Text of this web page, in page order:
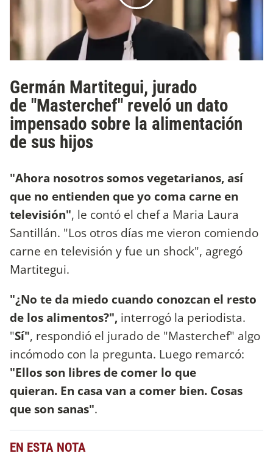
Germán Martitegui, jurado
de "Masterchef" reveló un dato
impensado sobre la alimentación
de sus hijos
"Ahora nosotros somos vegetarianos, así
que no entienden que yo coma carne en
televisión", le contó el chef a Maria Laura
Santillán. "Los otros días me vieron comiendo
carne en televisión y fue un shock", agregó
Martitegui.
"¿No te da miedo cuando conozcan el resto
de los alimentos?", interrogó la periodista.
"Sí", respondió el jurado de "Masterchef" algo
incómodo con la pregunta. Luego remarcó:
"Ellos son libres de comer lo que
quieran. En casa van a comer bien. Cosas
que son sanas".
EN ESTA NOTA